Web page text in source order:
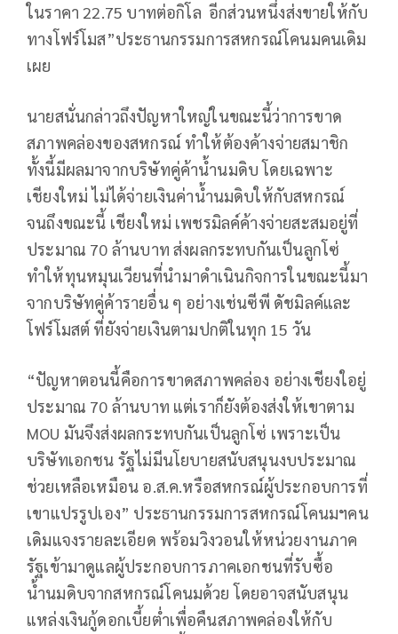
ในราคา 22.75 บาทต่อกิโล อีกส่วนหนึ่งส่งขายให้กับ
ทางโฟร์โมส”ประธานกรรมการสหกรณ์โคนมคนเดิม
เผย
นายสนั่นกล่าวถึงปัญหาใหญ่ในขณะนี้ว่าการขาด
สภาพคล่องของสหกรณ์ ทำให้ต้องค้างจ่ายสมาชิก
ทั้งนี้มีผลมาจากบริษัทคู่ค้าน้ำนมดิบ โดยเฉพาะ
เชียงใหม่ ไม่ได้จ่ายเงินค่าน้ำนมดิบให้กับสหกรณ์
จนถึงขณะนี้ เชียงใหม่ เพชรมิลค์ค้างจ่ายสะสมอยู่ที่
ประมาณ 70 ล้านบาท ส่งผลกระทบกันเป็นลูกโซ่
ทำให้ทุนหมุนเวียนที่นำมาดำเนินกิจการในขณะนี้มา
จากบริษัทคู่ค้ารายอื่น ๆ อย่างเช่นซีพี ดัชมิลค์และ
โฟร์โมสต์ ที่ยังจ่ายเงินตามปกติในทุก 15 วัน
“ปัญหาตอนนี้คือการขาดสภาพคล่อง อย่างเชียงใอยู่
ประมาณ 70 ล้านบาท แต่เราก็ยังต้องส่งให้เขาตาม
MOU มันจึงส่งผลกระทบกันเป็นลูกโซ่ เพราะเป็น
บริษัทเอกชน รัฐไม่มีนโยบายสนับสนุนงบประมาณ
ช่วยเหลือเหมือน อ.ส.ค.หรือสหกรณ์ผู้ประกอบการที่
เขาแปรรูปเอง” ประธานกรรมการสหกรณ์โคนมฯคน
เดิมแจงรายละเอียด พร้อมวิงวอนให้หน่วยงานภาค
รัฐเข้ามาดูแลผู้ประกอบการภาคเอกชนที่รับซื้อ
น้ำนมดิบจากสหกรณ์โคนมด้วย โดยอาจสนับสนุน
แหล่งเงินกู้ดอกเบี้ยต่ำเพื่อคืนสภาพคล่องให้กับ